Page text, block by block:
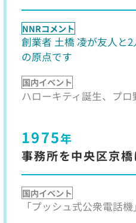
NNRコメント
創業者 土橋 凌が友人と
の原点です
国内イベント
ハローキティ誕生、プ
1975年
事務所を中央区京
国内イベント
「プッシュ式公衆電話